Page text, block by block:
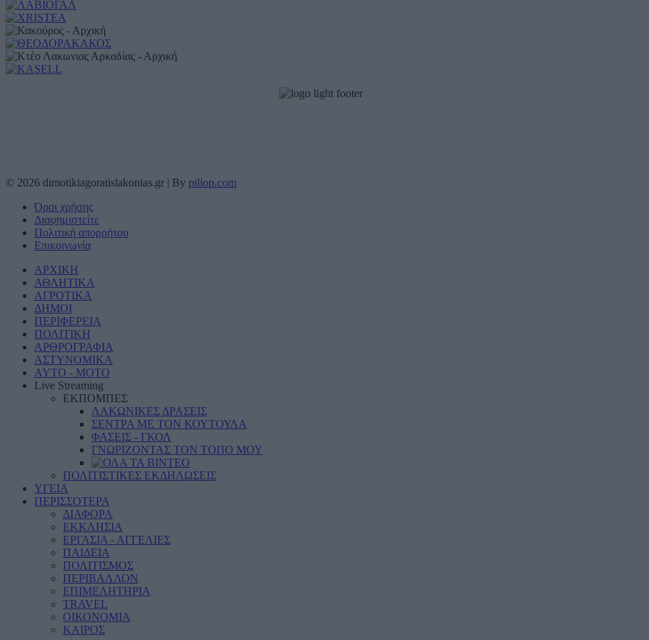
© 2026 dimotikiagoratislakonias.gr | By piliop.com
Όροι χρήσης
Διαφημιστείτε
Πολιτική απορρήτου
Επικοινωνία
ΑΡΧΙΚΗ
ΑΘΛΗΤΙΚΑ
ΑΓΡΟΤΙΚΑ
ΔΗΜΟΙ
ΠΕΡΙΦΕΡΕΙΑ
ΠΟΛΙΤΙΚΗ
ΑΡΘΡΟΓΡΑΦΙΑ
ΑΣΤΥΝΟΜΙΚΑ
AYTO - MOTO
Live Streaming
ΕΚΠΟΜΠΕΣ
ΛΑΚΩΝΙΚΕΣ ΔΡΑΣΕΙΣ
ΣΕΝΤΡΑ ΜΕ ΤΟΝ ΚΟΥΤΟΥΛΑ
ΦΑΣΕΙΣ - ΓΚΟΛ
ΓΝΩΡΙΖΟΝΤΑΣ ΤΟΝ ΤΟΠΟ ΜΟΥ
ΠΟΛΙΤΙΣΤΙΚΕΣ ΕΚΔΗΛΩΣΕΙΣ
ΥΓΕΙΑ
ΠΕΡΙΣΣΟΤΕΡΑ
ΔΙΑΦΟΡΑ
ΕΚΚΛΗΣΙΑ
ΕΡΓΑΣΙΑ - ΑΓΓΕΛΙΕΣ
ΠΑΙΔΕΙΑ
ΠΟΛΙΤΙΣΜΟΣ
ΠΕΡΙΒΑΛΛΟΝ
ΕΠΙΜΕΛΗΤΗΡΙΑ
TRAVEL
ΟΙΚΟΝΟΜΙΑ
ΚΑΙΡΟΣ